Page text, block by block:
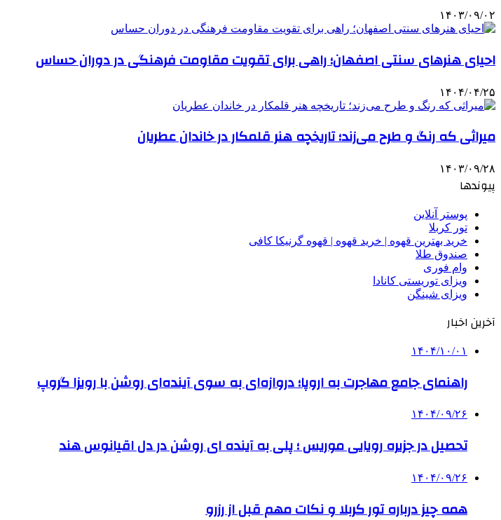
۱۴۰۳/۰۹/۰۲
احیای هنرهای سنتی اصفهان؛ راهی برای تقویت مقاومت فرهنگی در دوران حساس
۱۴۰۴/۰۴/۲۵
میراثی که رنگ و طرح می‌زند؛ تاریخچه هنر قلمکار در خاندان عطریان
۱۴۰۳/۰۹/۲۸
پیوندها
پوستر آنلاین
تور کربلا
خرید بهترین قهوه | خرید قهوه | قهوه گرنیکا کافی
صندوق طلا
وام فوری
ویزای توریستی کانادا
ویزای شینگن
آخرین اخبار
۱۴۰۴/۱۰/۰۱
راهنمای جامع مهاجرت به اروپا؛ دروازه‌ای به سوی آینده‌ای روشن با رویزا گروپ
۱۴۰۴/۰۹/۲۶
تحصیل در جزیره رویایی موریس ؛ پلی به آینده ‌ای روشن در دل اقیانوس ‌هند
۱۴۰۴/۰۹/۲۶
همه چیز درباره تور کربلا و نکات مهم قبل از رزرو